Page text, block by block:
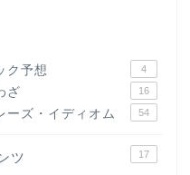
ク予想 4
ざ 16
ーズ・イディオム 54
ツ 17